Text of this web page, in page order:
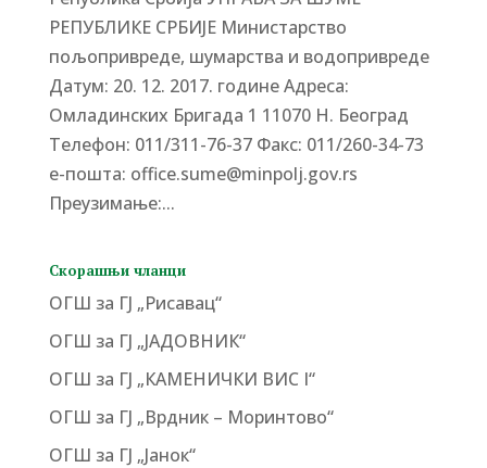
РЕПУБЛИКЕ СРБИЈЕ Министарство
пољопривреде, шумарства и водопривреде
Датум: 20. 12. 2017. године Адреса:
Омладинских Бригада 1 11070 Н. Београд
Tелефон: 011/311-76-37 Факс: 011/260-34-73
е-пошта: office.sume@minpolj.gov.rs
Преузимање:...
Скорашњи чланци
ОГШ за ГЈ „Рисавац“
ОГШ за ГЈ „ЈАДОВНИК“
ОГШ за ГЈ „КАМЕНИЧКИ ВИС I“
ОГШ за ГЈ „Врдник – Моринтово“
ОГШ за ГЈ „Јанок“